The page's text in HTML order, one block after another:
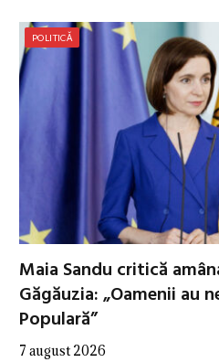
POLITICĂ
Maia Sandu critică
Găgăuzia: „Oamenii au
Populară”
7 august 2026